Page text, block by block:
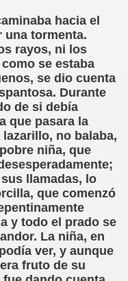
hacia el
una tormenta.
rayos, ni los
se estaba
se dio cuenta
Durante
de si debía
que pasara la
no balaba,
niña, que
llamadas, lo
que comenzó
y todo el prado se
La niña, en
ver, y aunque
fruto de su
Rodríguez
de Ciegos (Pedro